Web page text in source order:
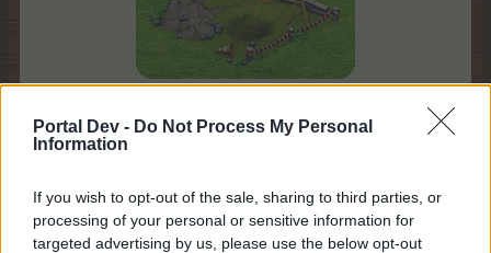
Portal Dev - Do Not Process My Personal
Information
If you wish to opt-out of the sale, sharing to third parties, or
processing of your personal or sensitive information for
targeted advertising by us, please use the below opt-out
Редките обори се падат сравнително по-рядко от
бъде готов за 5 ч. и еднократно при обирането му
ще получите 400 ТрТО.